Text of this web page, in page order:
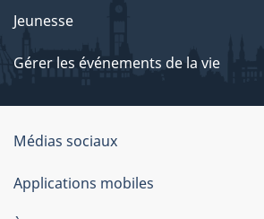
Jeunesse
Gérer les événements de la vie
Organisation
du
gouvernement
Médias sociaux
Applications mobiles